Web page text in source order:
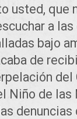
usted, que
a
bajo
de
Niño de las
denuncias